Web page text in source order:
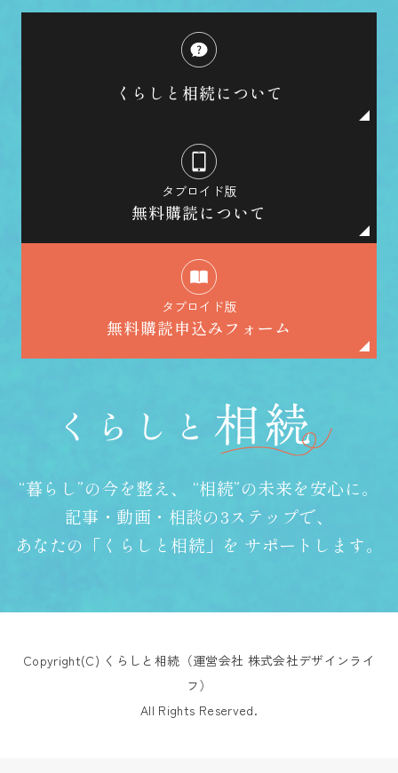
くらしと相続について
タブロイド版
無料購読について
タブロイド版
無料購読申込みフォーム
“暮らし”の今を整え、
“相続”の未来を安心に。
記事・動画・相談の3ステップで、
あなたの「くらしと相続」を サポートします。
Copyright(C) くらしと相続（運営会社 株式会社デザインライ
フ）
All Rights Reserved.